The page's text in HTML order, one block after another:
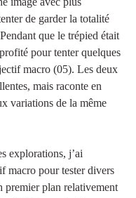
de garder la totalité
que le trépied était
pour tenter quelques
macro (05). Les deux
mais raconte en
variations de la même
explorations, j’ai
macro pour tester divers
premier plan relativement